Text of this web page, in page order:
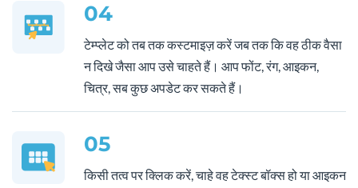
04
टेम्प्लेट को तब तक कस्टमाइज़ करें जब तक कि वह ठीक वैसा
न दिखे जैसा आप उसे चाहते हैं। आप फोंट, रंग, आइकन,
चित्र, सब कुछ अपडेट कर सकते हैं।
05
किसी तत्व पर क्लिक करें, चाहे वह टेक्स्ट बॉक्स हो या आइकन